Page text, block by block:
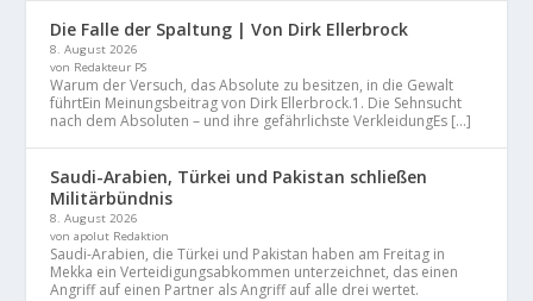
Die Falle der Spaltung | Von Dirk Ellerbrock
8. August 2026
von Redakteur PS
Warum der Versuch, das Absolute zu besitzen, in die Gewalt
führtEin Meinungsbeitrag von Dirk Ellerbrock.1. Die Sehnsucht
nach dem Absoluten – und ihre gefährlichste VerkleidungEs […]
Saudi-Arabien, Türkei und Pakistan schließen
Militärbündnis
8. August 2026
von apolut Redaktion
Saudi-Arabien, die Türkei und Pakistan haben am Freitag in
Mekka ein Verteidigungsabkommen unterzeichnet, das einen
Angriff auf einen Partner als Angriff auf alle drei wertet.